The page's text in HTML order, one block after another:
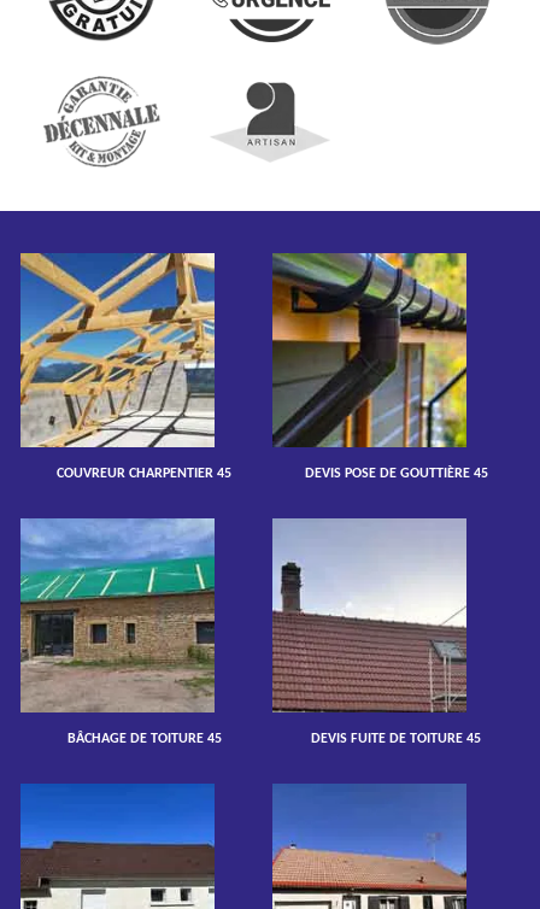
COUVREUR CHARPENTIER 45 DEVIS POSE DE GOUTTIÈRE 45
BÂCHAGE DE TOITURE 45 DEVIS FUITE DE TOITURE 45